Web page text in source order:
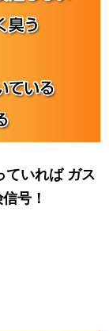
ていればガス
号！